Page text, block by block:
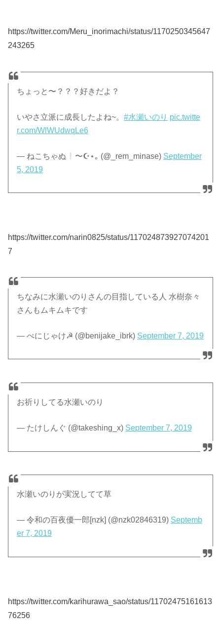
https://twitter.com/Meru_inorimachi/status/1170250345647
243265
ちょっと〜？？？好きだよ？
いやさ立派に成長したよね~。#水瀬いのり pic.twitte
r.com/WlWUdwqLe6
— ねこちゃぬ 〜☪︎⋆｡ (@_rem_minase) September
5, 2019
https://twitter.com/narin0825/status/117024873927074201
7
ちなみに水瀬いのりさんの目指している人 水樹奈々
さんもムキムキです
— べにじゃけ☭ (@benijake_ibrk) September 7, 2019
お祈りしてる水瀬いのり
— たけしんぐ (@takeshing_x) September 7, 2019
水瀬いのりが実況してて草
— 令和の百夜優一郎[nzk] (@nzk02846319) Septemb
er 7, 2019
https://twitter.com/karihurawa_sao/status/11702475161613
76256